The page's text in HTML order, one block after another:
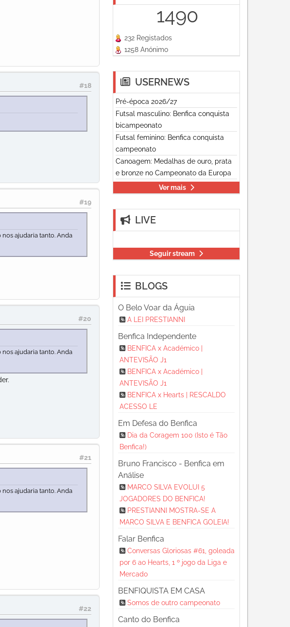
#18
#19
ajudaria tanto. Anda
#20
ajudaria tanto. Anda
#21
ajudaria tanto. Anda
#22
1490
232 Registados
1258 Anónimo
USERNEWS
Pré-época 2026/27
Futsal masculino: Benfica conquista
bicampeonato
Futsal feminino: Benfica conquista
campeonato
Canoagem: Medalhas de ouro, prata
e bronze no Campeonato da Europa
Ver mais
LIVE
Seguir stream
BLOGS
O Belo Voar da Águia
A LEI PRESTIANNI
Benfica Independente
BENFICA x Académico |
ANTEVISÃO J1
BENFICA x Académico |
ANTEVISÃO J1
BENFICA x Hearts | RESCALDO
ACESSO LE
Em Defesa do Benfica
Dia da Coragem 100 (Isto é Tão
Benfica!)
Bruno Francisco - Benfica em
Análise
MARCO SILVA EVOLUI 5
JOGADORES DO BENFICA!
PRESTIANNI MOSTRA-SE A
MARCO SILVA E BENFICA GOLEIA!
Falar Benfica
Conversas Gloriosas #61, goleada
por 6 ao Hearts, 1 º jogo da Liga e
Mercado
BENFIQUISTA EM CASA
Somos de outro campeonato
Canto do Benfica